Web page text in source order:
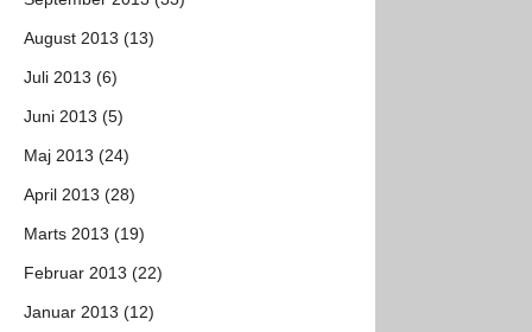
August 2013 (13)
Juli 2013 (6)
Juni 2013 (5)
Maj 2013 (24)
April 2013 (28)
Marts 2013 (19)
Februar 2013 (22)
Januar 2013 (12)